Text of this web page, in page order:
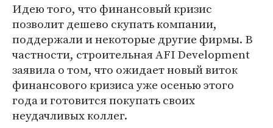
Идею того, что финансовый кризис
позволит дешево скупать компании,
поддержали и некоторые другие фирмы. В
частности, строительная AFI Development
заявила о том, что ожидает новый виток
финансового кризиса уже осенью этого
года и готовится покупать своих
неудачливых коллег.